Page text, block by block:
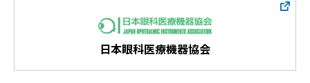
日本眼科医療機器協会